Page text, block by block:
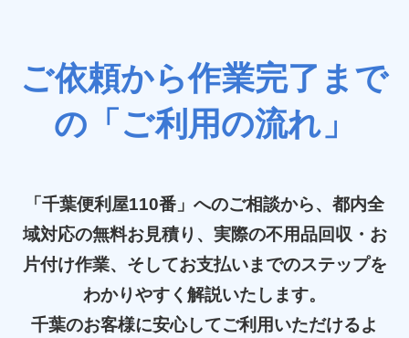
ご依頼から作業完了まで
の「ご利用の流れ」
「千葉便利屋110番」へのご相談から、都内全
域対応の無料お見積り、実際の不用品回収・お
片付け作業、そしてお支払いまでのステップを
わかりやすく解説いたします。
千葉のお客様に安心してご利用いただけるよ